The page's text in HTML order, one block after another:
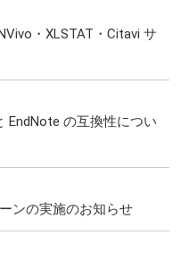
・XLSTAT・Citavi サ
EndNote の互換性につい
ンの実施のお知らせ